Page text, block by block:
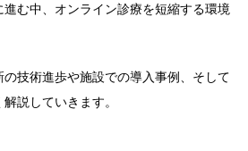
進む中、オンライン診療を短縮する環境
技術進歩や施設での導入事例、そして
説していきます。